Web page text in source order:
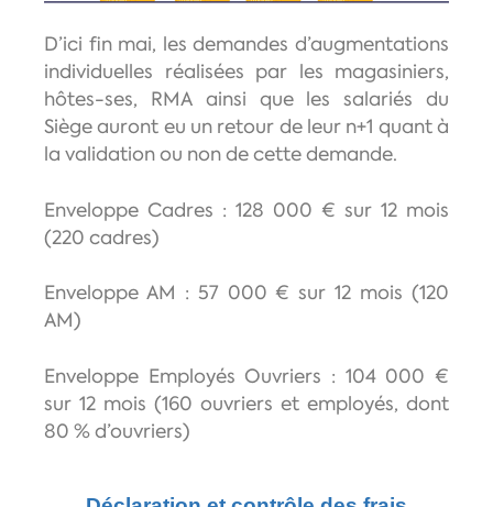
D’ici fin mai, les demandes d’augmentations
individuelles réalisées par les magasiniers,
hôtes-ses, RMA ainsi que les salariés du
Siège auront eu un retour de leur n+1 quant à
la validation ou non de cette demande.
Enveloppe Cadres : 128 000 € sur 12 mois
(220 cadres)
Enveloppe AM : 57 000 € sur 12 mois (120
AM)
Enveloppe Employés Ouvriers : 104 000 €
sur 12 mois (160 ouvriers et employés, dont
80 % d’ouvriers)